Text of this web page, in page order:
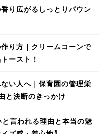
り広がるしっとりパウン
り方｜クリームコーンで
ースト！
い人へ｜保育園の管理栄
と決断のきっかけ
言われる理由と本当の魅